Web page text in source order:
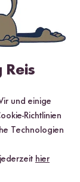
und einige
Richtlinien
Technologien
hier